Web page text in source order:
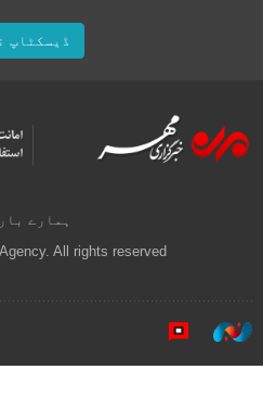
ڈیسکٹاپ
ہمارے
All rights reserved